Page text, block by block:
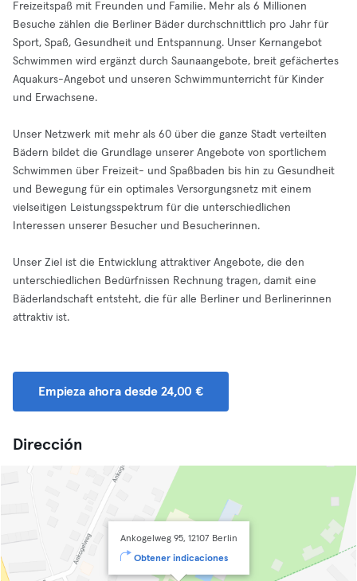
Freizeitspaß mit Freunden und Familie. Mehr als 6 Millionen
Besuche zählen die Berliner Bäder durchschnittlich pro Jahr für
Sport, Spaß, Gesundheit und Entspannung. Unser Kernangebot
Schwimmen wird ergänzt durch Saunaangebote, breit gefächertes
Aquakurs-Angebot und unseren Schwimmunterricht für Kinder
und Erwachsene.
Unser Netzwerk mit mehr als 60 über die ganze Stadt verteilten
Bädern bildet die Grundlage unserer Angebote von sportlichem
Schwimmen über Freizeit- und Spaßbaden bis hin zu Gesundheit
und Bewegung für ein optimales Versorgungsnetz mit einem
vielseitigen Leistungsspektrum für die unterschiedlichen
Interessen unserer Besucher und Besucherinnen.
Unser Ziel ist die Entwicklung attraktiver Angebote, die den
unterschiedlichen Bedürfnissen Rechnung tragen, damit eine
Bäderlandschaft entsteht, die für alle Berliner und Berlinerinnen
attraktiv ist.
Empieza ahora desde 24,00 €
Dirección
Ankogelweg 95, 12107 Berlin
Obtener indicaciones